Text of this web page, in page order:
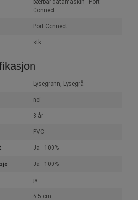
bærbar datamaskin - Port
Connect
Port Connect
stk.
Lysegrønn, Lysegrå
nei
3 år
PVC
Ja - 100%
Ja - 100%
ja
6.5 cm